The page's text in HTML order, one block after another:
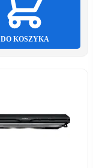
DO KOSZYKA